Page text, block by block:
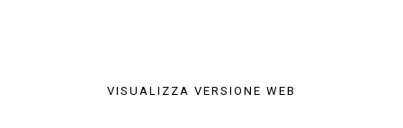
VISUALIZZA VERSIONE WEB